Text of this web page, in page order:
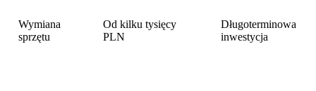
Wymiana
sprzętu
Od kilku tysięcy
PLN
Długoterminowa
inwestycja